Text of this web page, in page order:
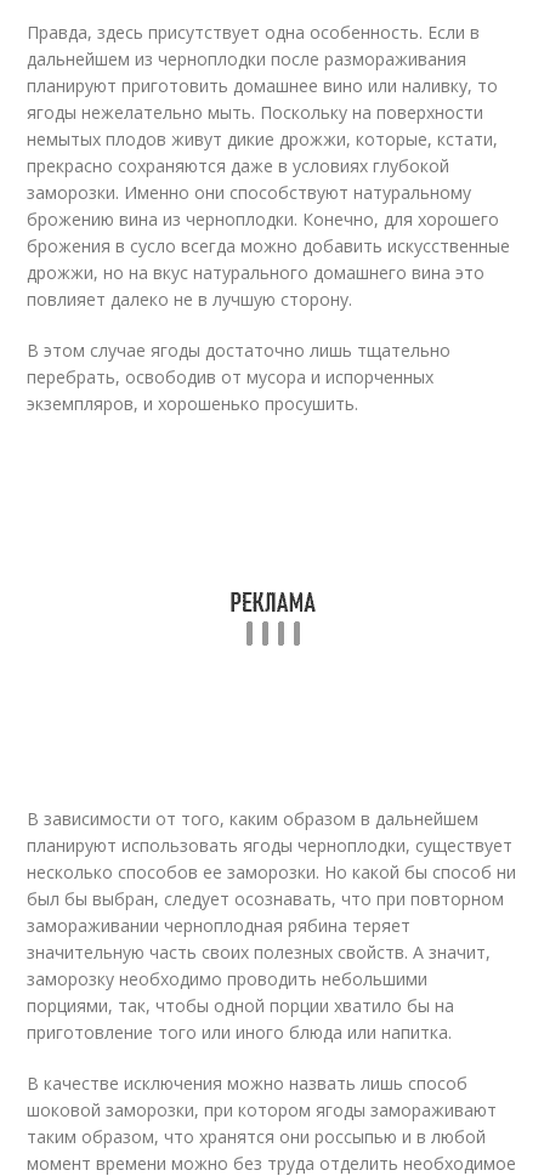
Правда, здесь присутствует одна особенность. Если в
дальнейшем из черноплодки после размораживания
планируют приготовить домашнее вино или наливку, то
ягоды нежелательно мыть. Поскольку на поверхности
немытых плодов живут дикие дрожжи, которые, кстати,
прекрасно сохраняются даже в условиях глубокой
заморозки. Именно они способствуют натуральному
брожению вина из черноплодки. Конечно, для хорошего
брожения в сусло всегда можно добавить искусственные
дрожжи, но на вкус натурального домашнего вина это
повлияет далеко не в лучшую сторону.
В этом случае ягоды достаточно лишь тщательно
перебрать, освободив от мусора и испорченных
экземпляров, и хорошенько просушить.
В зависимости от того, каким образом в дальнейшем
планируют использовать ягоды черноплодки, существует
несколько способов ее заморозки. Но какой бы способ ни
был бы выбран, следует осознавать, что при повторном
замораживании черноплодная рябина теряет
значительную часть своих полезных свойств. А значит,
заморозку необходимо проводить небольшими
порциями, так, чтобы одной порции хватило бы на
приготовление того или иного блюда или напитка.
В качестве исключения можно назвать лишь способ
шоковой заморозки, при котором ягоды замораживают
таким образом, что хранятся они россыпью и в любой
момент времени можно без труда отделить необходимое